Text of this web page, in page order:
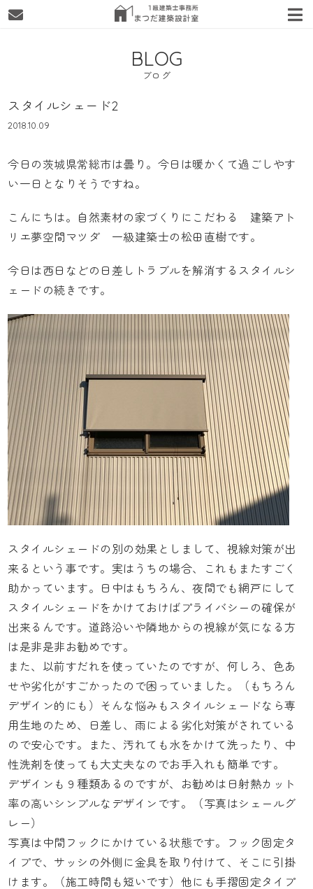
BLOG
ブログ
スタイルシェード2
2018.10.09
今日の茨城県常総市は曇り。今日は暖かくて過ごしやす
い一日となりそうですね。
こんにちは。自然素材の家づくりにこだわる 建築アト
リエ夢空間マツダ 一級建築士の松田直樹です。
今日は西日などの日差しトラブルを解消する スタイルシ
ェード の続きです。
スタイルシェードの別の効果としまして、視線対策が出
来るという事です。実はうちの場合、これもまたすごく
助かっています。日中はもちろん、夜間でも網戸にして
スタイルシェードをかけておけばプライバシーの確保が
出来るんです。道路沿いや隣地からの視線が気になる方
は是非是非お勧めです。
また、以前すだれを使っていたのですが、何しろ、色あ
せや劣化がすごかったので困っていました。（もちろん
デザイン的にも）そんな悩みも スタイルシェードなら専
用生地のため、日差し、雨による劣化対策がされている
ので安心です。また、汚れても水をかけて洗ったり、中
性洗剤を使っても大丈夫なのでお手入れも簡単です。
デザインも９種類あるのですが、お勧めは日射熱カット
率の高いシンプルなデザインです。（写真はシェールグ
レー）
写真は中間フックにかけている状態です。フック固定タ
イプで、サッシの外側に金具を取り付けて、そこに引掛
けます。（施工時間も短いです）他にも手摺固定タイプ